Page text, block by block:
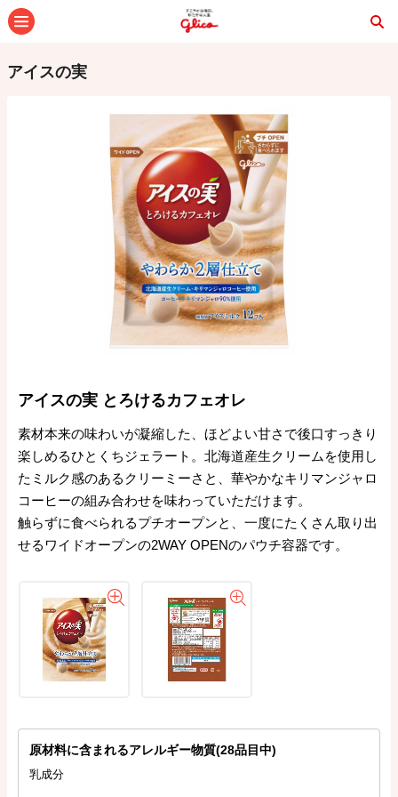
アイスの実
アイスの実 とろけるカフェオレ
素材本来の味わいが凝縮した、ほどよい甘さで後口すっきり
楽しめるひとくちジェラート。北海道産生クリームを使用し
たミルク感のあるクリーミーさと、華やかなキリマンジャロ
コーヒーの組み合わせを味わっていただけます。
触らずに食べられるプチオープンと、一度にたくさん取り出
せるワイドオープンの2WAY OPENのパウチ容器です。
原材料に含まれるアレルギー物質(28品目中)
乳成分